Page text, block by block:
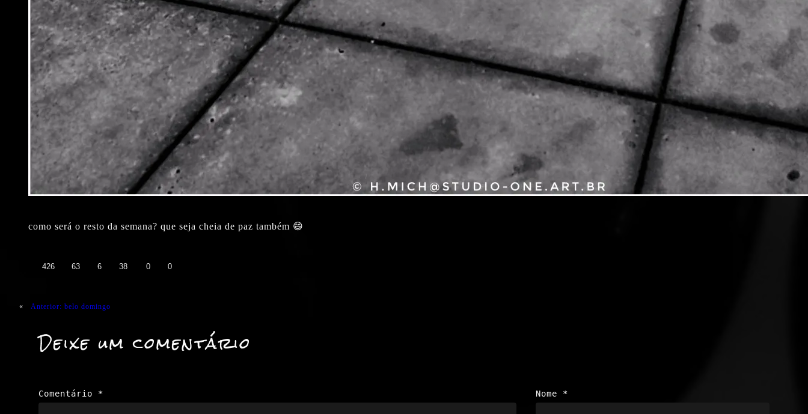
como será o resto da semana? que seja cheia de paz também 😄
426 63 6 38 0 0
« Anterior: belo domingo
Deixe um comentário
Comentário * Nome *